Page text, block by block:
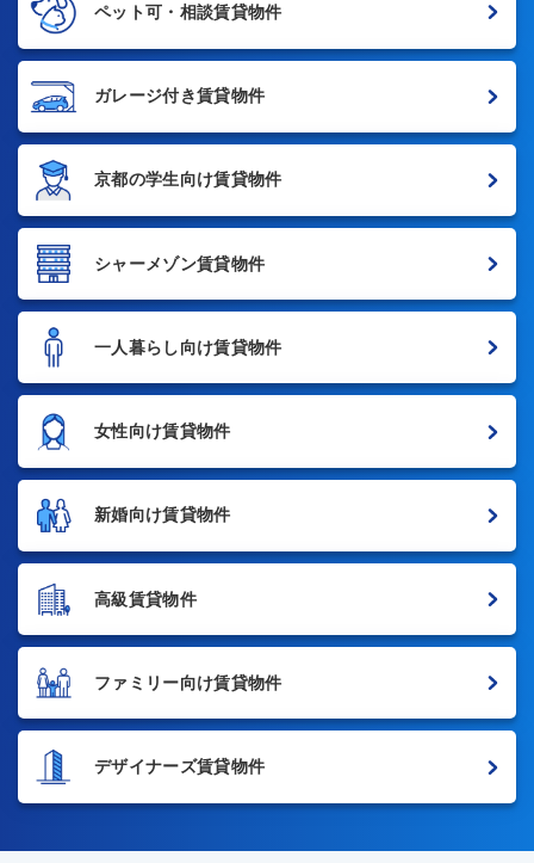
ペット可・相談賃貸物件
ガレージ付き賃貸物件
京都の学生向け賃貸物件
シャーメゾン賃貸物件
一人暮らし向け賃貸物件
女性向け賃貸物件
新婚向け賃貸物件
高級賃貸物件
ファミリー向け賃貸物件
デザイナーズ賃貸物件